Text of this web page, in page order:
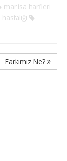
manisa harfleri
Farkımız Ne?